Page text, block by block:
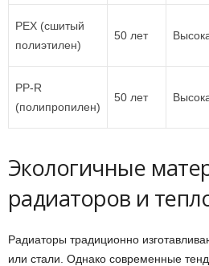
PEX (сшитый
полиэтилен)
50 лет
PP-R
(полипропилен)
50 лет
Экологичные
радиаторов и
Радиаторы традиционно
или стали. Однако современные